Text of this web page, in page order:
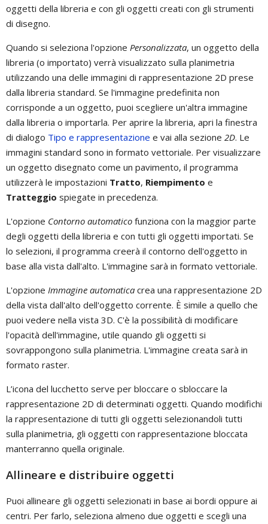
oggetti della libreria e con gli oggetti creati con gli strumenti
di disegno.
Quando si seleziona l'opzione Personalizzata, un oggetto della
libreria (o importato) verrà visualizzato sulla planimetria
utilizzando una delle immagini di rappresentazione 2D prese
dalla libreria standard. Se l'immagine predefinita non
corrisponde a un oggetto, puoi scegliere un'altra immagine
dalla libreria o importarla. Per aprire la libreria, apri la finestra
di dialogo Tipo e rappresentazione e vai alla sezione 2D. Le
immagini standard sono in formato vettoriale. Per visualizzare
un oggetto disegnato come un pavimento, il programma
utilizzerà le impostazioni Tratto, Riempimento e
Tratteggio spiegate in precedenza.
L'opzione Contorno automatico funziona con la maggior parte
degli oggetti della libreria e con tutti gli oggetti importati. Se
lo selezioni, il programma creerà il contorno dell'oggetto in
base alla vista dall'alto. L'immagine sarà in formato vettoriale.
L'opzione Immagine automatica crea una rappresentazione 2D
della vista dall'alto dell'oggetto corrente. È simile a quello che
puoi vedere nella vista 3D. C'è la possibilità di modificare
l'opacità dell'immagine, utile quando gli oggetti si
sovrappongono sulla planimetria. L'immagine creata sarà in
formato raster.
L’icona del lucchetto serve per bloccare o sbloccare la
rappresentazione 2D di determinati oggetti. Quando modifichi
la rappresentazione di tutti gli oggetti selezionandoli tutti
sulla planimetria, gli oggetti con rappresentazione bloccata
manterranno quella originale.
Allineare e distribuire oggetti
Puoi allineare gli oggetti selezionati in base ai bordi oppure ai
centri. Per farlo, seleziona almeno due oggetti e scegli una